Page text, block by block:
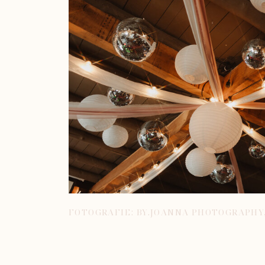
FOTOGRAFIE: BY.JOANNA